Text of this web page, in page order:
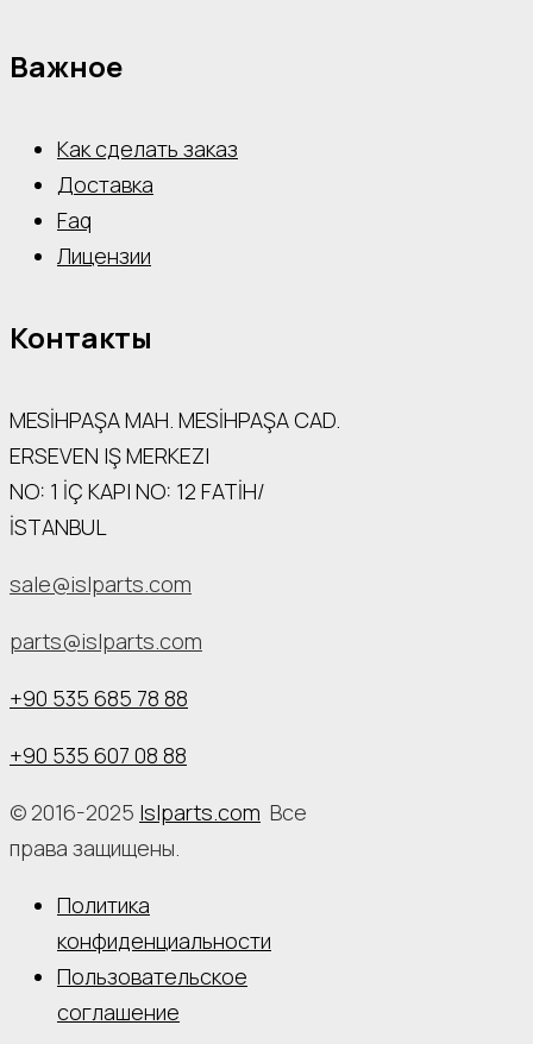
Важное
Как сделать заказ
Доставка
Faq
Лицензии
Контакты
MESİHPAŞA МАН. MESİHPAŞA CAD.
ERSEVEN IŞ MERKEZI
NO: 1 İÇ КАРI NO: 12 FATİH/
İSTANBUL
sale@islparts.com
parts@islparts.com
+90 535 685 78 88
+90 535 607 08 88
© 2016-2025 Islparts.com Все
права защищены.
Политика
конфиденциальности
Пользовательское
соглашение